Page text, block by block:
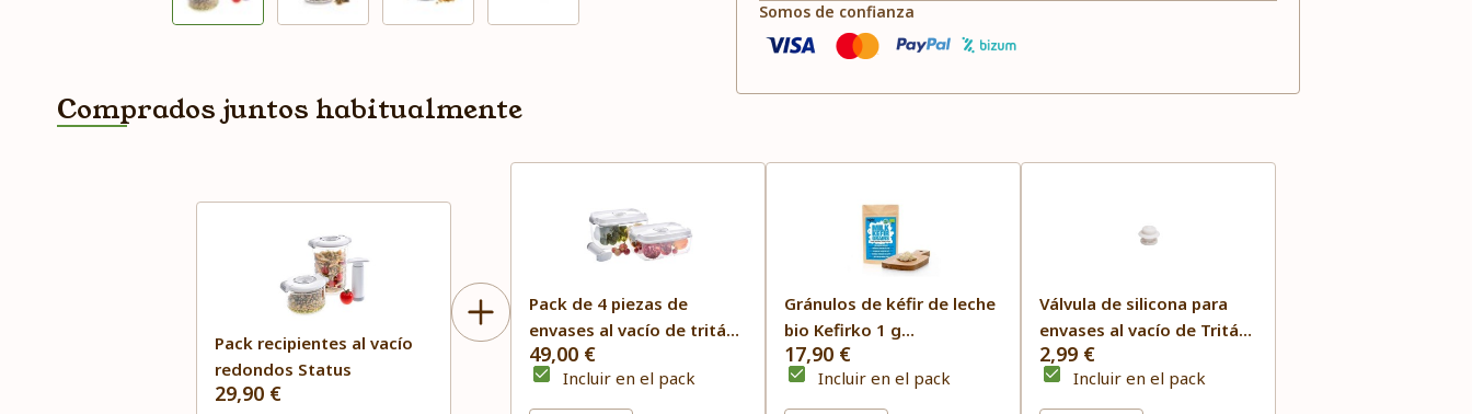
Somos de confianza
Comprados juntos habitualmente
Pack recipientes al vacío
redondos Status
29,90 €
Pack de 4 piezas de
envases al vacío de tritán
grandes Status
49,00 €
Incluir en el pack
Gránulos de kéfir de leche
bio Kefirko 1 g
deshidratados
17,90 €
Incluir en el pack
Válvula de silicona para
envases al vacío de Tritán
Status
2,99 €
Incluir en el pack